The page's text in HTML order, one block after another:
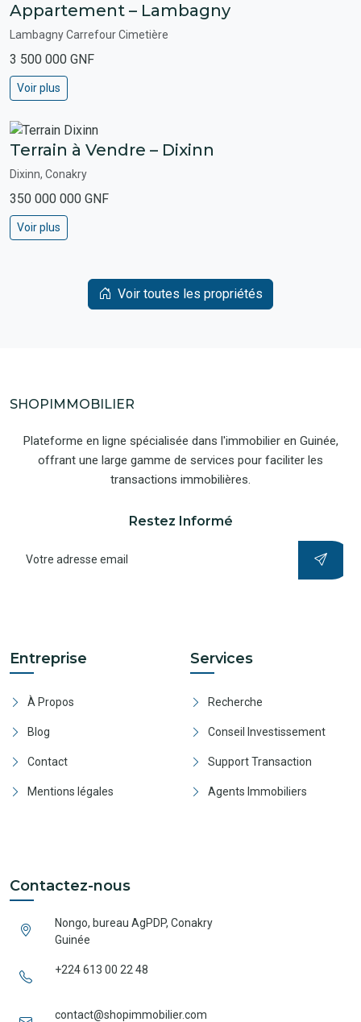
Appartement – Lambagny
Lambagny Carrefour Cimetière
3 500 000 GNF
Voir plus
Terrain à Vendre – Dixinn
Dixinn, Conakry
350 000 000 GNF
Voir plus
Voir toutes les propriétés
SHOPIMMOBILIER
Plateforme en ligne spécialisée dans l'immobilier en Guinée,
offrant une large gamme de services pour faciliter les
transactions immobilières.
Restez Informé
Entreprise
À Propos
Blog
Contact
Mentions légales
Services
Recherche
Conseil Investissement
Support Transaction
Agents Immobiliers
Contactez-nous
Nongo, bureau AgPDP, Conakry
Guinée
+224 613 00 22 48
contact@shopimmobilier.com